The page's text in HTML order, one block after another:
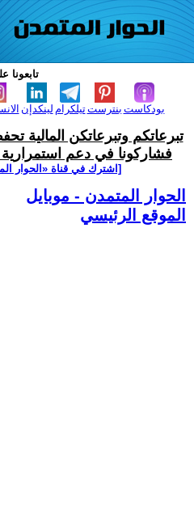
تابعونا
لينكدإن تيلكرامبنترست بودكاست
تبرعاتكم وتبرعاتكن المالية
فشاركونا في دعم استمرارية
[اشترك في قناة ‫«الحوار
الحوار المتمدن - موبايل
الموقع الرئيسي